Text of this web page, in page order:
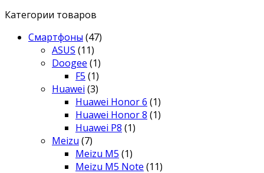
Категории товаров
Смартфоны (47)
ASUS (11)
Doogee (1)
F5 (1)
Huawei (3)
Huawei Honor 6 (1)
Huawei Honor 8 (1)
Huawei P8 (1)
Meizu (7)
Meizu M5 (1)
Meizu M5 Note (11)